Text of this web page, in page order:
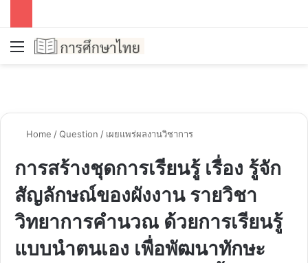
Menu
Home /Question / เผยแพร่ผลงานวิชาการ
การสร้างชุดการเรียนรู้ เรื่อง รู้จัก
สัญลักษณ์ของผังงาน รายวิชา
วิทยาการคำนวณ ด้วยการเรียนรู้
แบบนำตนเอง เพื่อพัฒนาทักษะ